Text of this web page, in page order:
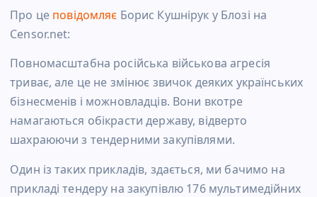
Про це повідомляє Борис Кушнірук у Блозі на
Censor.net:
Повномасштабна російська військова агресія
триває, але це не змінює звичок деяких українських
бізнесменів і можновладців. Вони вкотре
намагаються обікрасти державу, відверто
шахраюючи з тендерними закупівлями.
Один із таких прикладів, здається, ми бачимо на
прикладі тендеру на закупівлю 176 мультимедійних